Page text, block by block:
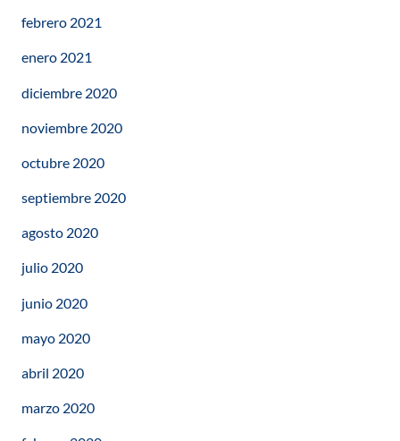
febrero 2021
enero 2021
diciembre 2020
noviembre 2020
octubre 2020
septiembre 2020
agosto 2020
julio 2020
junio 2020
mayo 2020
abril 2020
marzo 2020